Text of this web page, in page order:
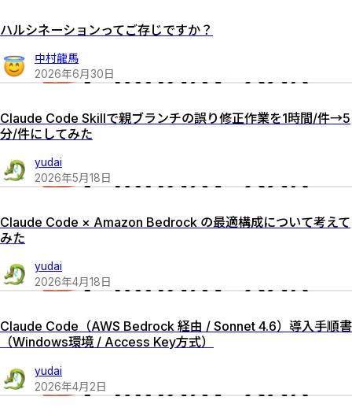
ハルシネーションってご存じですか？
中村龍馬
2026年6月 30 日
Claude Code Skillで親ブランチの誤り修正作業を1時間/件→5
分/件にしてみた
yudai
2026年5月 18 日
Claude Code × Amazon Bedrock の最適構成について考えて
みた
yudai
2026年4月 18 日
Claude Code（AWS Bedrock 経由 / Sonnet 4.6）導入手順書
（Windows環境 / Access Key方式）
yudai
2026年4月2日